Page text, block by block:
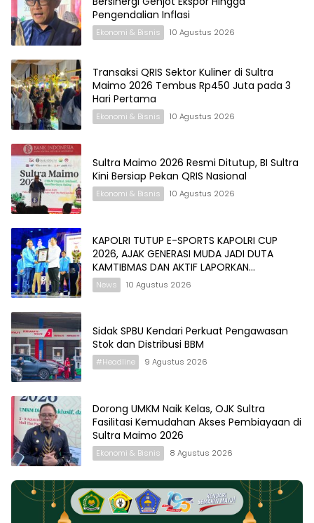
Pengendalian Inflasi
Ekonomi & Bisnis 10 Agustus 2026
Transaksi QRIS Sektor Kuliner di Sultra
Maimo 2026 Tembus Rp450 Juta pada 3
Hari Pertama
Ekonomi & Bisnis 10 Agustus 2026
Sultra Maimo 2026 Resmi Ditutup, BI Sultra
Kini Bersiap Pekan QRIS Nasional
Ekonomi & Bisnis 10 Agustus 2026
KAPOLRI TUTUP E-SPORTS KAPOLRI CUP
2026, AJAK GENERASI MUDA JADI DUTA
KAMTIBMAS DAN AKTIF LAPORKAN
GANGGUAN KE 110
News 10 Agustus 2026
Sidak SPBU Kendari Perkuat Pengawasan
Stok dan Distribusi BBM
#Headline 9 Agustus 2026
Dorong UMKM Naik Kelas, OJK Sultra
Fasilitasi Kemudahan Akses Pembiayaan di
Sultra Maimo 2026
Ekonomi & Bisnis 8 Agustus 2026